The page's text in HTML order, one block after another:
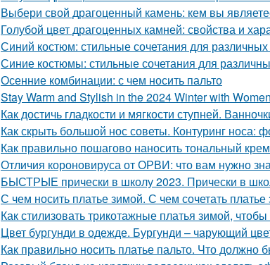
Выбери свой драгоценный камень: кем вы
Голубой цвет драгоценных камней: свойства и
Синий костюм: стильные сочетания для различных
Синие костюмы: стильные сочетания для
Осенние комбинации: с чем носить пальто
Stay Warm and Stylish in the 2024 Winter with
Как достичь гладкости и мягкости ступней.
Как скрыть большой нос советы. Контуринг носа:
Как правильно пошагово наносить тональный
Отличия короновируса от ОРВИ: что вам нужно
БЫСТРЫЕ прически в школу 2023. Прически в
С чем носить платье зимой. С чем сочетать
Как стилизовать трикотажные платья зимой,
Цвет бургунди в одежде. Бургунди – чарующий
Как правильно носить платье пальто. Что должно